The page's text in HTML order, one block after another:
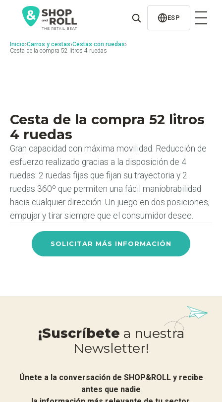
contenido
ESP
Inicio›Carros y cestas›Cestas con ruedas›
Cesta de la compra 52 litros 4 ruedas
Cesta de la compra 52 litros
4 ruedas
Gran capacidad con máxima movilidad. Reducción de
esfuerzo realizado gracias a la disposición de 4
ruedas: 2 ruedas fijas que fijan su trayectoria y 2
ruedas 360º que permiten una fácil maniobrabilidad
hacia cualquier dirección. Un juego en dos posiciones,
empujar y tirar siempre que el consumidor desee.
SOLICITAR MÁS INFORMACIÓN
¡Suscríbete a nuestra
Newsletter!
Únete a la conversación de SHOP&ROLL y recibe
antes que nadie